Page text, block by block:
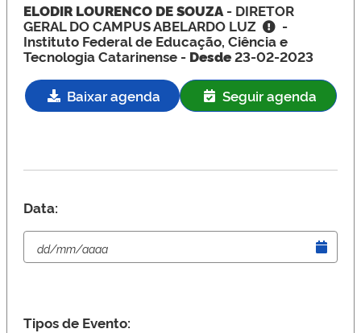
ELODIR LOURENCO DE SOUZA - DIRETOR
GERAL DO CAMPUS ABELARDO LUZ
-
Instituto Federal de Educação, Ciência e
Tecnologia Catarinense - Desde23-02-2023
Baixar agenda Seguir agenda
Data:
Tipos de Evento: